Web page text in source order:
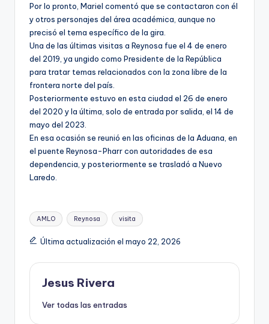
Por lo pronto, Mariel comentó que se contactaron con él
y otros personajes del área académica, aunque no
precisó el tema específico de la gira.
Una de las últimas visitas a Reynosa fue el 4 de enero
del 2019, ya ungido como Presidente de la República
para tratar temas relacionados con la zona libre de la
frontera norte del país.
Posteriormente estuvo en esta ciudad el 26 de enero
del 2020 y la última, solo de entrada por salida, el 14 de
mayo del 2023.
En esa ocasión se reunió en las oficinas de la Aduana, en
el puente Reynosa-Pharr con autoridades de esa
dependencia, y posteriormente se trasladó a Nuevo
Laredo.
Etiquetas:
AMLO Reynosa visita
Última actualización el mayo 22, 2026
Jesus Rivera
Ver todas las entradas